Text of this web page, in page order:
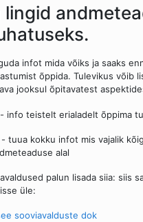
lingid
infot mida võiks ja saaks
õppida. Tulevikus võib
jooksul õpitavatest
- info teistelt erialadelt õppima
- tuua kokku infot mis vajalik
alal
palun lisada siia: siis
üle:
sooviavalduste dok